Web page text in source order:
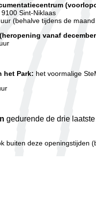
Sint-Niklaas
(behalve tijdens de
vanaf
het Park: het voormalige
gedurende de drie
buiten deze openingstijden